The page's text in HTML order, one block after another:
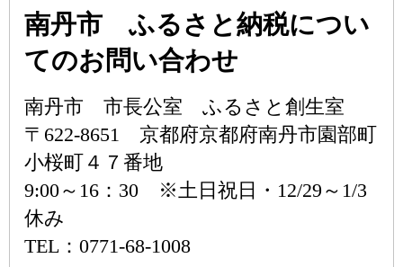
南丹市 ふるさと納税につい
てのお問い合わせ
南丹市 市長公室 ふるさと創生室
〒622-8651 京都府京都府南丹市園部町
小桜町４７番地
9:00～16：30 ※土日祝日・12/29～1/3
休み
TEL：0771-68-1008